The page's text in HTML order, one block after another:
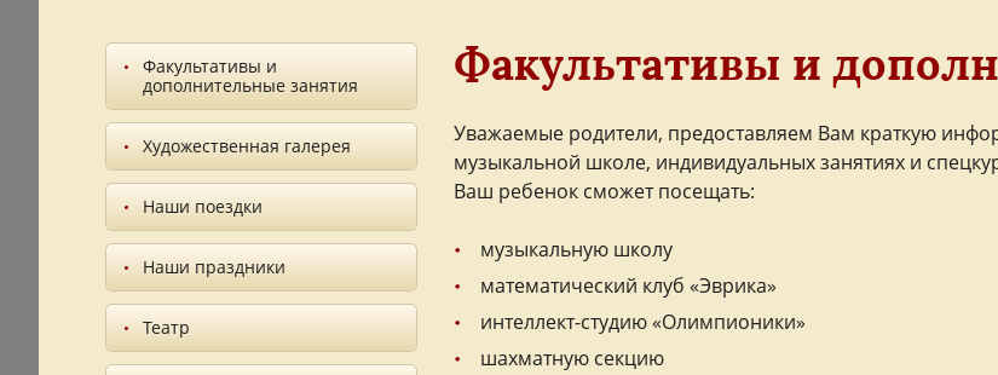
Факультативы и
дополнительные занятия
Художественная галерея
Наши поездки
Наши праздники
Театр
Факультативы и
Уважаемые родители, предоставляем Вам краткую
музыкальной школе, индивидуальных занятиях и
Ваш ребенок сможет посещать:
музыкальную школу
математический клуб «Эврика»
интеллект-студию «Олимпионики»
шахматную секцию